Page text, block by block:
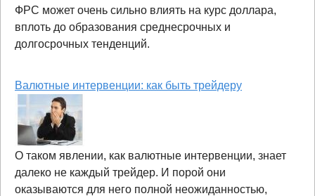
ФРС может очень сильно влиять на курс доллара,
вплоть до образования среднесрочных и
долгосрочных тенденций.
Валютные интервенции: как быть трейдеру
О таком явлении, как валютные интервенции, знает
далеко не каждый трейдер. И порой они
оказываются для него полной неожиданностью,